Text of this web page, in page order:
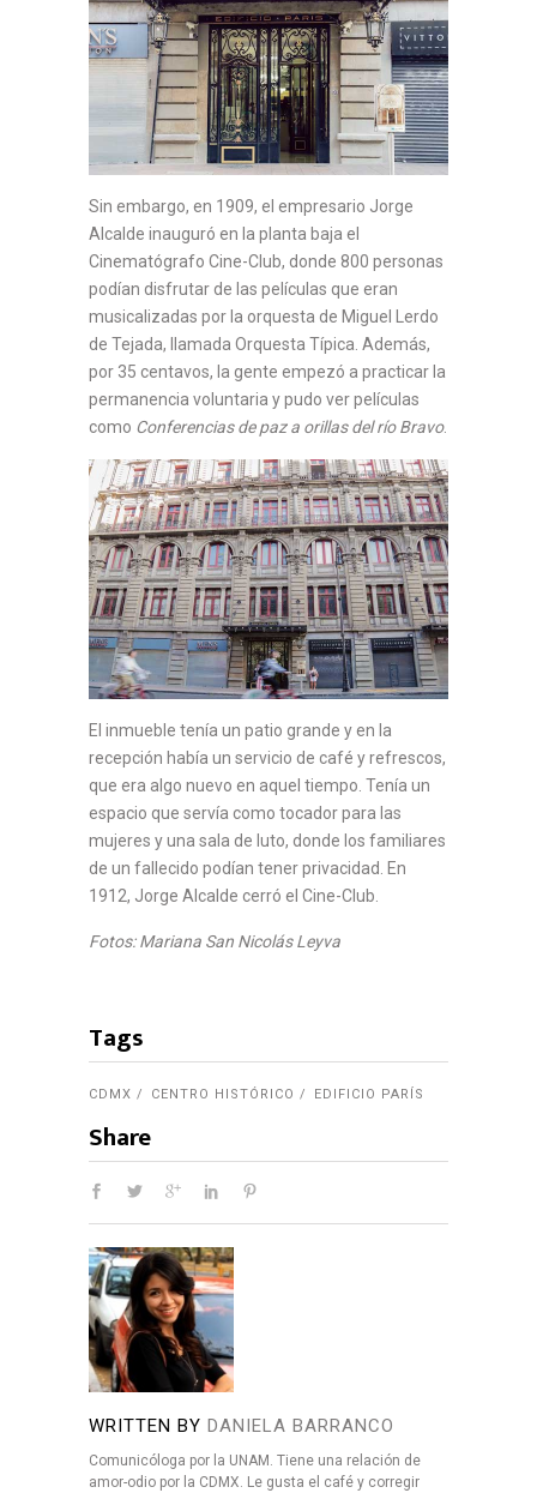
Sin embargo, en 1909, el empresario Jorge
Alcalde inauguró en la planta baja el
Cinematógrafo Cine-Club, donde 800 personas
podían disfrutar de las películas que eran
musicalizadas por la orquesta de Miguel Lerdo
de Tejada, llamada Orquesta Típica. Además,
por 35 centavos, la gente empezó a practicar la
permanencia voluntaria y pudo ver películas
como Conferencias de paz a orillas del río Bravo.
El inmueble tenía un patio grande y en la
recepción había un servicio de café y refrescos,
que era algo nuevo en aquel tiempo. Tenía un
espacio que servía como tocador para las
mujeres y una sala de luto, donde los familiares
de un fallecido podían tener privacidad. En
1912, Jorge Alcalde cerró el Cine-Club.
Fotos: Mariana San Nicolás Leyva
Tags
CDMX CENTRO HISTÓRICO EDIFICIO PARÍS
Share
WRITTEN BY DANIELA BARRANCO
Comunicóloga por la UNAM. Tiene una relación de
amor-odio por la CDMX. Le gusta el café y corregir